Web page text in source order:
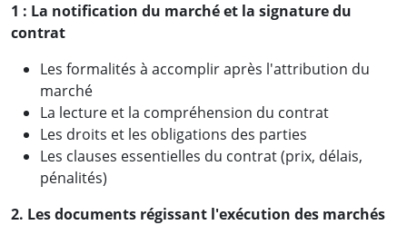
1 : La notification du marché et la signature du
contrat
Les formalités à accomplir après l'attribution du
marché
La lecture et la compréhension du contrat
Les droits et les obligations des parties
Les clauses essentielles du contrat (prix, délais,
pénalités)
2. Les documents régissant l'exécution des marchés